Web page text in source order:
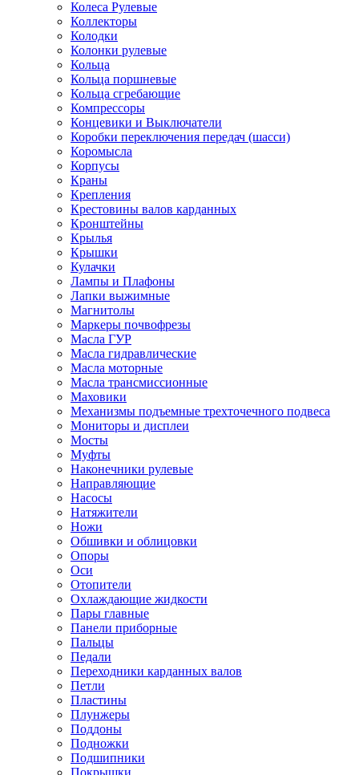
Колеса Рулевые
Коллекторы
Колодки
Колонки рулевые
Кольца
Кольца поршневые
Кольца сгребающие
Компрессоры
Концевики и Выключатели
Коробки переключения передач (шасси)
Коромысла
Корпусы
Краны
Крепления
Крестовины валов карданных
Кронштейны
Крылья
Крышки
Кулачки
Лампы и Плафоны
Лапки выжимные
Магнитолы
Маркеры почвофрезы
Масла ГУР
Масла гидравлические
Масла моторные
Масла трансмиссионные
Маховики
Механизмы подъемные трехточечного подвеса
Мониторы и дисплеи
Мосты
Муфты
Наконечники рулевые
Направляющие
Насосы
Натяжители
Ножи
Обшивки и облицовки
Опоры
Оси
Отопители
Охлаждающие жидкости
Пары главные
Панели приборные
Пальцы
Педали
Переходники карданных валов
Петли
Пластины
Плунжеры
Поддоны
Подножки
Подшипники
Покрышки